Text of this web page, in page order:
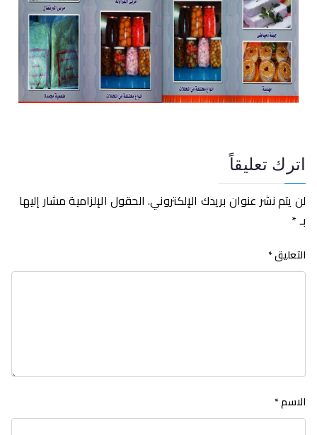
اترك تعليقاً
لن يتم نشر عنوان بريدك الإلكتروني. الحقول الإلزامية مشار إليها
بـ*
التعليق*
الاسم*